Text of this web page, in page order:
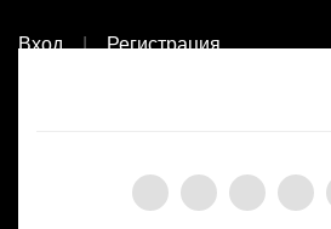
Вход | Регистрация